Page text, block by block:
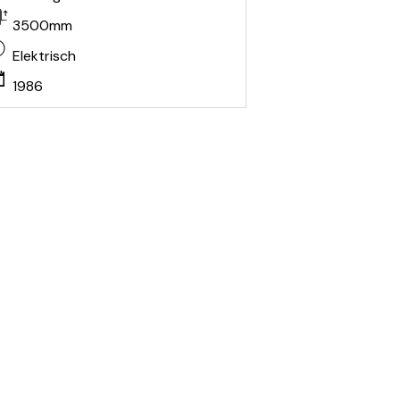
3500mm
Elektrisch
1986